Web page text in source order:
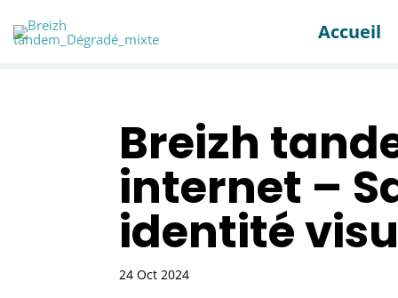
Accueil
Breizh
internet –
identité
24 Oct 2024